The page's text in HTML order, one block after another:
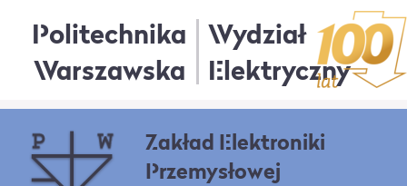
Politechnika
Warszawska
Wydział
Elektryczny
Zakład Elektroniki
Przemysłowej